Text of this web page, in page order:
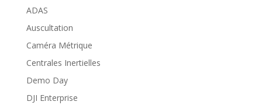
ADAS
Auscultation
Caméra Métrique
Centrales Inertielles
Demo Day
DJI Enterprise